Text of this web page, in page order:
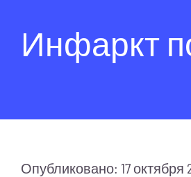
Инфаркт
Опубликовано: 17 октября